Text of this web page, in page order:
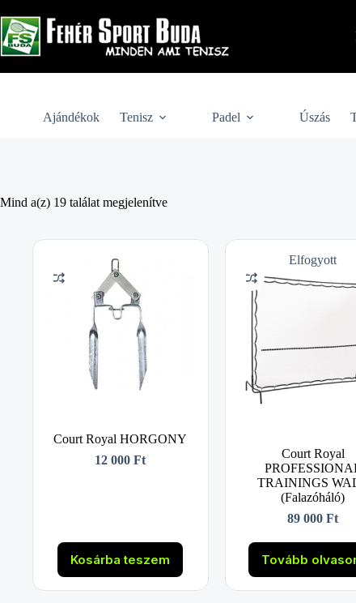
to
content
Ajándékok Tenisz Padel Úszás
Mind a(z) 19 találat megjelenítve
Court Royal HORGONY
12 000Ft
Kosárba teszem
Elfogyott
Court Royal
TRAININGS
(Falazóháló)
89 000Ft
Tovább